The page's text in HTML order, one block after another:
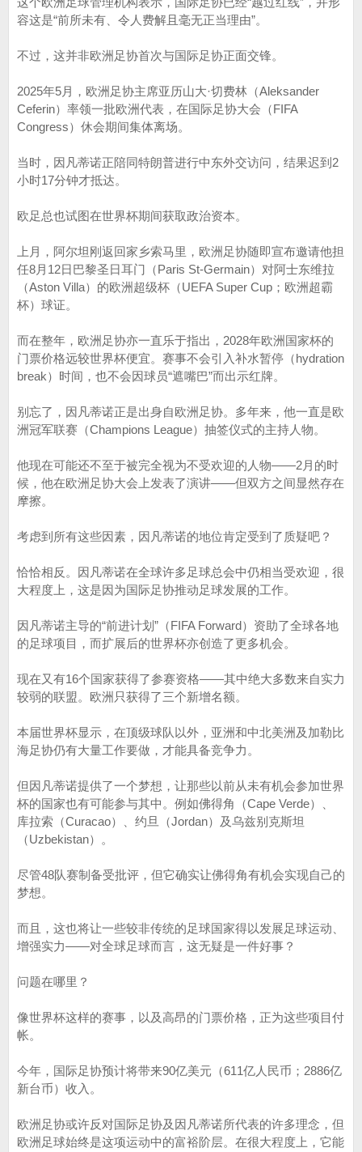
容这是“前所未有、令人费解且毫无正当理由”。
不过，这并非欧洲足协首次与国际足协正面交锋。
2025年5月，欧洲足协主席亚历山大·切费林（Aleksander
Ceferin）率领一批欧洲代表，在国际足协大会（FIFA
Congress）休会期间集体离场。
当时，因凡蒂诺正陪同特朗普进行中东外交访问，结果迟到2
小时17分钟才抵达。
欧足总也试图在世界杯期间获取政治资本。
上月，阿尔坦刚返回家乡索马里，欧洲足协随即宣布邀请他担
任8月12日巴黎圣日耳门（Paris St-Germain）对阿士东维拉
（Aston Villa）的欧洲超级杯（UEFA Super Cup；欧洲超霸
杯）球证。
而在整年，欧洲足协亦一直乐于指出，2028年欧洲国家杯的
门票价格远较世界杯便宜。赛事不会引入补水暂停（hydration
break）时间，也不会因球员“遮嘴巴”而出示红牌。
别忘了，因凡蒂诺正是出身自欧洲足协。多年来，他一直是欧
洲冠军联赛（Champions League）抽签仪式的主持人物。
他现在可能还不至于被完全视为不受欢迎的人物——2月的时
候，他在欧洲足协大会上发表了演讲——但双方之间显然存在
摩擦。
考虑到所有这些因素，因凡蒂诺的地位肯定受到了质疑吧？
恰恰相反。因凡蒂诺在全球许多足球总会中仍相当受欢迎，很
大程度上，这是因为国际足协推动足球发展的工作。
因凡蒂诺主导的“前进计划”（FIFA Forward）资助了全球各地
的足球项目，而扩展后的世界杯亦创造了更多机会。
现在又有16个国家获得了参赛资格——其中绝大多数来自实力
较弱的联盟。欧洲只获得了三个新增名额。
本届世界杯显示，在顶级球队以外，亚洲和中北美洲及加勒比
海足协仍有大量工作要做，才能具备竞争力。
但因凡蒂诺提供了一个梦想，让那些以前从未有机会参加世界
杯的国家也有可能参与其中。例如佛得角（Cape Verde）、
库拉索（Curacao）、约旦（Jordan）及乌兹别克斯坦
（Uzbekistan）。
尽管48队赛制备受批评，但它确实让佛得角有机会实现自己的
梦想。
而且，这也将让一些较非传统的足球国家得以发展足球运动、
增强实力——对全球足球而言，这无疑是一件好事？
问题在哪里？
像世界杯这样的赛事，以及高昂的门票价格，正为这些项目付
帐。
今年，国际足协预计将带来90亿美元（611亿人民币；2886亿
新台币）收入。
欧洲足协或许反对国际足协及因凡蒂诺所代表的许多理念，但
欧洲足球始终是这项运动中的富裕阶层。在很大程度上，它能